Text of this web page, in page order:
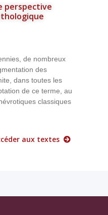
perspective
de nombreux
des
dans toutes les
de ce terme, au
classiques
aux textes